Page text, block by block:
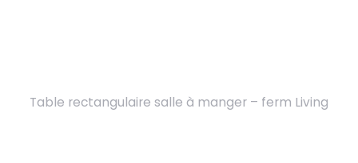
Table rectangulaire salle à manger – ferm Living